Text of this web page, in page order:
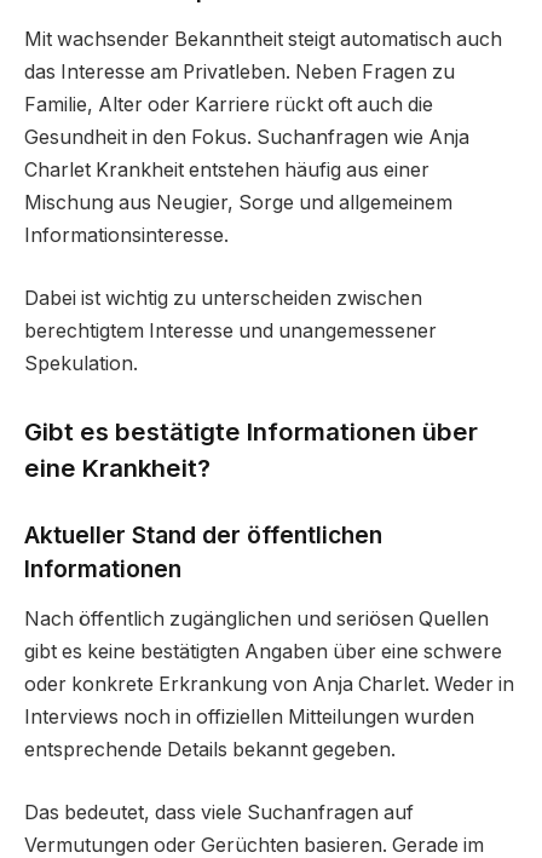
Mit wachsender Bekanntheit steigt automatisch auch
das Interesse am Privatleben. Neben Fragen zu
Familie, Alter oder Karriere rückt oft auch die
Gesundheit in den Fokus. Suchanfragen wie Anja
Charlet Krankheit entstehen häufig aus einer
Mischung aus Neugier, Sorge und allgemeinem
Informationsinteresse.
Dabei ist wichtig zu unterscheiden zwischen
berechtigtem Interesse und unangemessener
Spekulation.
Gibt es bestätigte Informationen über
eine Krankheit?
Aktueller Stand der öffentlichen
Informationen
Nach öffentlich zugänglichen und seriösen Quellen
gibt es keine bestätigten Angaben über eine schwere
oder konkrete Erkrankung von Anja Charlet. Weder in
Interviews noch in offiziellen Mitteilungen wurden
entsprechende Details bekannt gegeben.
Das bedeutet, dass viele Suchanfragen auf
Vermutungen oder Gerüchten basieren. Gerade im